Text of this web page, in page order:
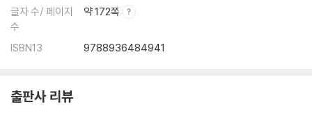
글자 수/ 페이지
수
약 172쪽
ISBN13 9788936484941
출판사 리뷰